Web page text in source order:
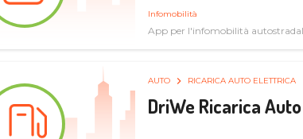
Infomobilità
App per l'infomobilità
AUTO RICARICA AUTO ELETTRICA
DriWe Ricarica